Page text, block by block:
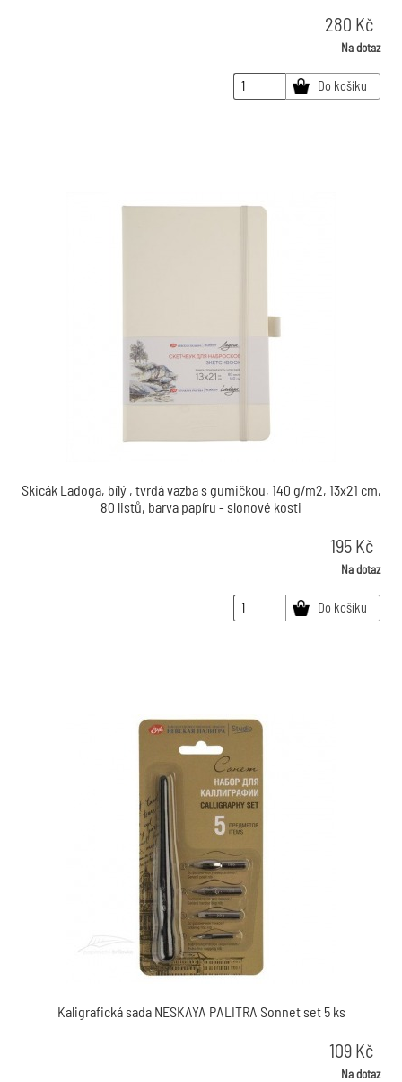
280 Kč
Na dotaz
Do košíku
Skicák Ladoga, bílý , tvrdá vazba s gumičkou, 140 g/m2, 13x21 cm,
80 listů, barva papíru - slonové kosti
195Kč
Na dotaz
Do košíku
Kaligrafická sada NESKAYA PALITRA Sonnet set 5 ks
109Kč
Na dotaz